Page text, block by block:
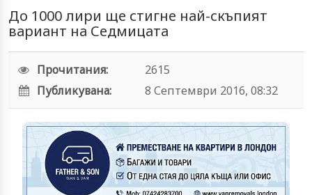
До 1000 лири ще стигне най-скъпият
вариант на Седмицата
Прочитания:
2615
Публикувана:
8 Септември 2016, 08:32